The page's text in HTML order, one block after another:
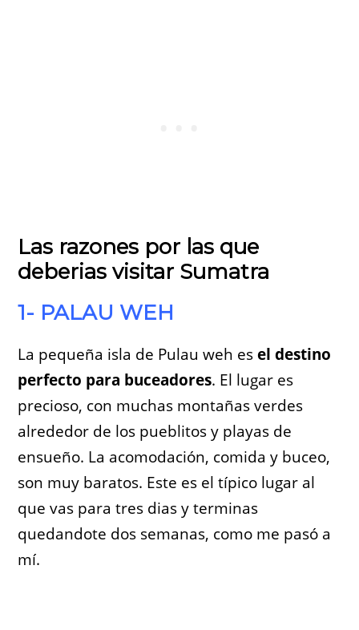
Las razones por las que
deberias visitar Sumatra
1- PALAU WEH
La pequeña isla de Pulau weh esel destino
perfecto para buceadores. El lugar es
precioso, con muchas montañas verdes
alrededor de los pueblitos y playas de
ensueño. La acomodación, comida y buceo,
son muy baratos. Este es el típico lugar al
que vas para tres dias y terminas
quedandote dos semanas, como me pasó a
mí.